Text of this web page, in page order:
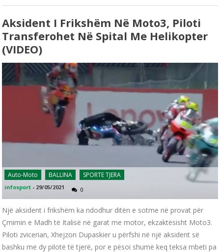
Aksident I Frikshëm Në Moto3, Piloti
Transferohet Në Spital Me Helikopter
(VIDEO)
Auto-Moto BALLINA SPORTE TJERA
infosport - 29/05/2021 0
Një aksident i frikshëm ka ndodhur ditën e sotme në provat për
Çmimin e Madh të Italisë në garat me motor, ekzaktësisht Moto3.
Piloti zvicerian, Xhejzon Dupaskier u përfshi në një aksident së
bashku me dy pilotë të tjerë, por e pësoi shumë keq teksa mbeti pa